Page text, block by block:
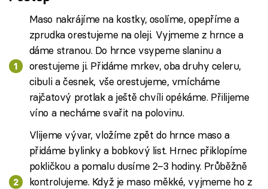
Maso nakrájíme na kostky, osolíme, opepříme a
zprudka orestujeme na oleji. Vyjmeme z hrnce a
dáme stranou. Do hrnce vsypeme slaninu a
orestujeme ji. Přidáme mrkev, oba druhy celeru,
cibuli a česnek, vše orestujeme, vmícháme
rajčatový protlak a ještě chvíli opékáme. Přilijeme
víno a necháme svařit na polovinu.
Vlijeme vývar, vložíme zpět do hrnce maso a
přidáme bylinky a bobkový list. Hrnec přiklopíme
pokličkou a pomalu dusíme 2–3 hodiny. Průběžně
kontrolujeme. Když je maso měkké, vyjmeme ho z